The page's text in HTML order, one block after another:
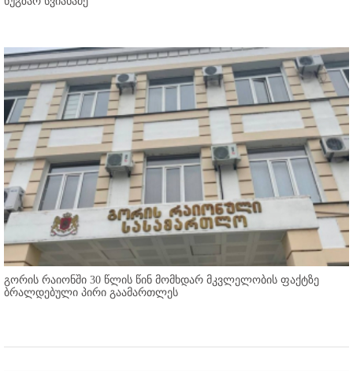
გორის რაიონში 30 წლის წინ მომხდარ მკვლელობის ფაქტზე
ბრალდებული პირი გაამართლეს